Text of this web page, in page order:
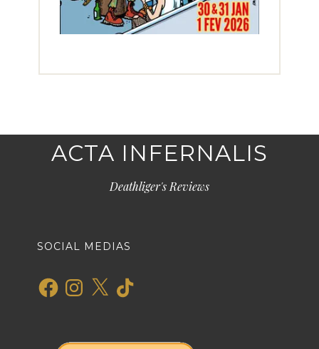
ACTA INFERNALIS
Deathliger's Reviews
SOCIAL MEDIAS
FacebookInstagram
X TikTok